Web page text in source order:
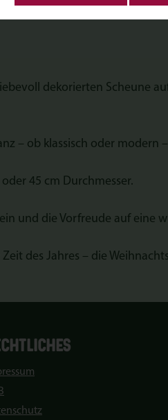
dekorierten Scheune
– ob klassisch oder
45 cm Durchmesser.
und die Vorfreude auf eine
des Jahres – die